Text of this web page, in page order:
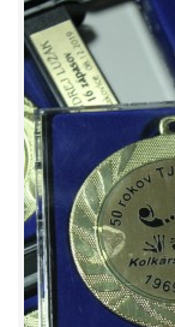
POZVÁNKY
LETNÝ TURNAJ
HODOVÝ TURNAJ
VIDEÁ Z RAKOVÍC